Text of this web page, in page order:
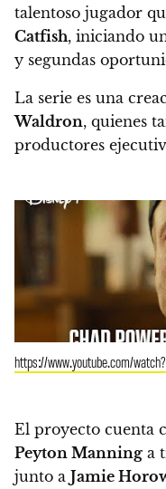
talentoso jugador
Catfish, iniciando
y segundas
La serie es una
Waldron, quienes
productores
https://www.youtube.com/
El proyecto cuenta
Peyton Manning a
junto a Jamie